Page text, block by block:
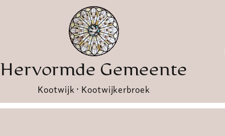
Hervormde Gemeente
Kootwijk · Kootwijkerbroek